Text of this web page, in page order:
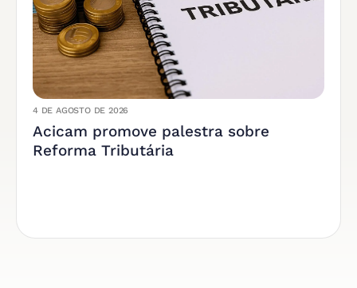
4 DE AGOSTO DE 2026
Acicam promove palestra sobre
Reforma Tributária